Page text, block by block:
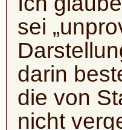
sei
darin
die von
nicht